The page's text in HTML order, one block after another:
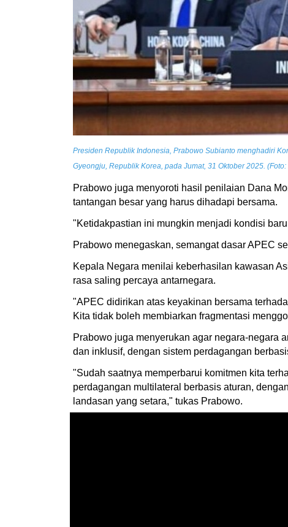
Presiden Republik Indonesia, Prabowo Subianto menghadiri
Gyeongju, Republik Korea, pada Jumat, 31 Oktober 2025.
Prabowo juga menyoroti hasil penilaian Dana
tantangan besar yang harus dihadapi bersama.
"Ketidakpastian ini mungkin menjadi kondisi
Prabowo menegaskan, semangat dasar APEC
Kepala Negara menilai keberhasilan kawasan
rasa saling percaya antarnegara.
"APEC didirikan atas keyakinan bersama
Kita tidak boleh membiarkan fragmentasi
Prabowo juga menyerukan agar negara-negara
dan inklusif, dengan sistem perdagangan
"Sudah saatnya memperbarui komitmen kita
perdagangan multilateral berbasis aturan,
landasan yang setara," tukas Prabowo.